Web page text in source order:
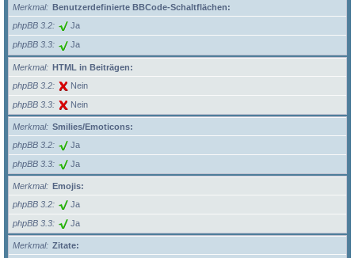
Merkmal
Benutzerdefinierte BBCode-Schaltflächen:
phpBB 3.2
Ja
phpBB 3.3 Ja
Merkmal
HTML in Beiträgen:
phpBB 3.2
Nein
phpBB 3.3 Nein
Merkmal
Smilies/Emoticons:
phpBB 3.2
Ja
phpBB 3.3 Ja
Merkmal
Emojis:
phpBB 3.2
Ja
phpBB 3.3 Ja
Merkmal
Zitate: